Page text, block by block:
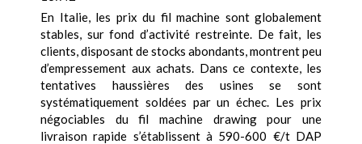
En Italie, les prix du fil machine sont globalement
stables, sur fond d’activité restreinte. De fait, les
clients, disposant de stocks abondants, montrent peu
d’empressement aux achats. Dans ce contexte, les
tentatives haussières des usines se sont
systématiquement soldées par un échec. Les prix
négociables du fil machine drawing pour une
livraison rapide s’établissent à 590-600 €/t DAP